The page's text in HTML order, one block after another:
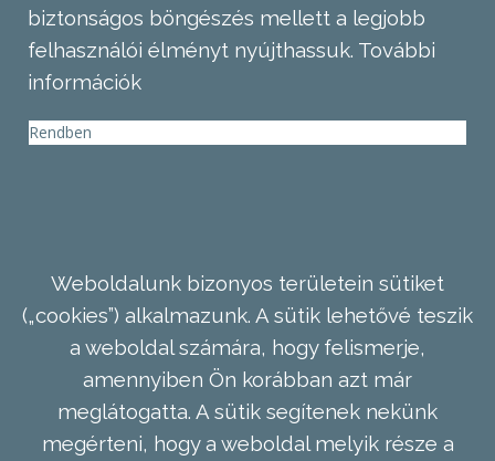
biztonságos böngészés mellett a legjobb
felhasználói élményt nyújthassuk. További
információk
Rendben
Weboldalunk bizonyos területein sütiket
(„cookies”) alkalmazunk. A sütik lehetővé teszik
a weboldal számára, hogy felismerje,
amennyiben Ön korábban azt már
meglátogatta. A sütik segítenek nekünk
megérteni, hogy a weboldal melyik része a